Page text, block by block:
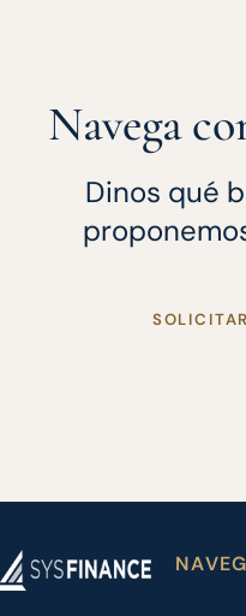
Navega
Dinos qué